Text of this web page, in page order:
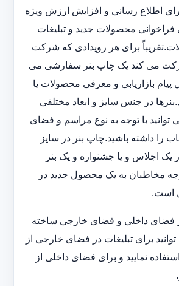
اطلاع رسانی و افزایش ارزش ویژه
فراخوانی محصولات جدید و تبلیغات
برای هر رویدادی که شرکت
می کند یک چاپ بنر سفارشی می
پیام بازاریابی و معرفی محصولات یا
در جنس سایز و ابعاد مختلفی
توانید با توجه به نوع مراسم و فضای
را داشته باشید.چاپ بنر در سایز
یک اجلاس و یا جشنواره و یک بنر
مخاطبان به یک محصول جدید در
است.
در فضای داخلی و فضای خارجی ساخته
برای تبلیغات در فضای خارجی از
نمایید و برای فضای داخلی از